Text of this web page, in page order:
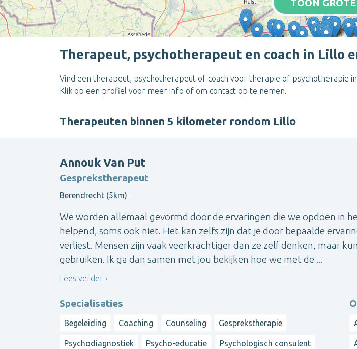
TOON
Therapeut, psychotherapeut en coach in Lillo
Vind een therapeut, psychotherapeut of coach voor therapie of psychotherapie
Klik op een profiel voor meer info of om contact op te nemen.
Therapeuten binnen 5 kilometer rondom Lillo
Annouk Van Put
Gesprekstherapeut
Berendrecht (5km)
We worden allemaal gevormd door de ervaringen die we opdoen in
helpend, soms ook niet. Het kan zelfs zijn dat je door bepaalde
verliest. Mensen zijn vaak veerkrachtiger dan ze zelf denken, maar
gebruiken. Ik ga dan samen met jou bekijken hoe we met de ...
Lees verder
Specialisaties
Begeleiding Coaching Counseling Gesprekstherapie
Psychodiagnostiek Psycho-educatie Psychologisch consulent